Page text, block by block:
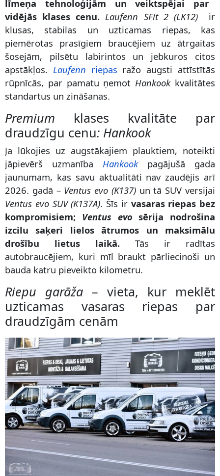
līmeņa tehnoloģijām un veiktspējai par
vidējās klases cenu. Laufenn SFit 2 (LK12)
ir
klusas, stabilas un uzticamas riepas, kas
piemērotas prasīgiem braucējiem uz ātrgaitas
šosejām, pilsētu labirintos un jebkuros citos
apstākļos. Laufenn riepas ražo augsti attīstītās
rūpnīcās, par pamatu ņemotHankookkvalitātes
standartus un zināšanas.
Premium klases kvalitāte par
draudzīgu cenu: Hankook
Ja lūkojies uz augstākajiem plauktiem, noteikti
jāpievērš uzmanība Hankookpagājušā gada
jaunumam, kas savu aktualitāti nav zaudējis arī
2026. gadā – Ventus evo (K137)un tā SUV versijai
Ventus evo SUV (K137A). Šīs ir vasaras riepas bez
kompromisiem; Ventus evo sērija nodrošina
izcilu saķeri lielos ātrumos un maksimālu
drošību lietus laikā. Tās ir radītas
autobraucējiem, kuri mīl braukt pārliecinoši un
bauda katru pieveikto kilometru.
Riepu garāža – vieta, kur meklēt
uzticamas vasaras riepas par
draudzīgām cenām